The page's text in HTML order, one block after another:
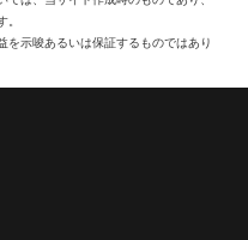
を示唆あるいは保証するものではあり